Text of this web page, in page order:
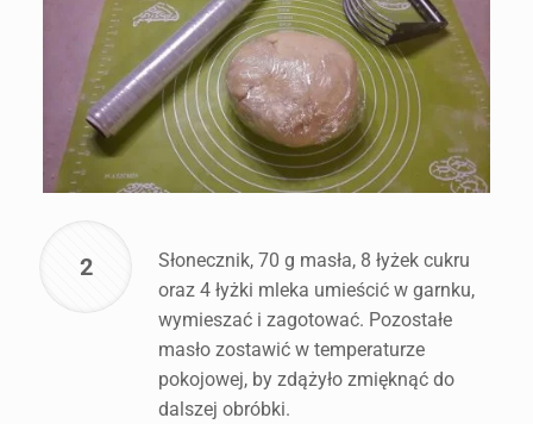
2
Słonecznik, 70 g masła, 8 łyżek cukru
oraz 4 łyżki mleka umieścić w garnku,
wymieszać i zagotować. Pozostałe
masło zostawić w temperaturze
pokojowej, by zdążyło zmięknąć do
dalszej obróbki.